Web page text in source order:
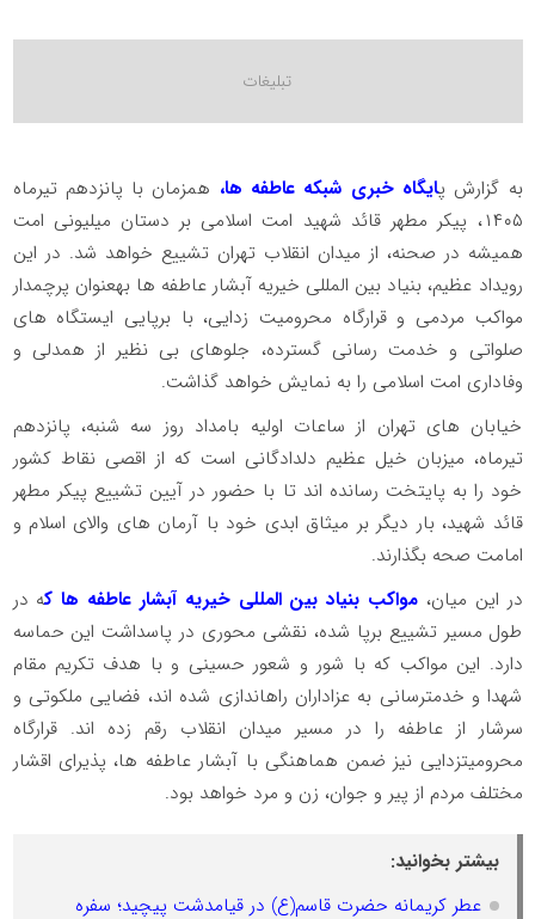
به گزارش پایگاه خبری شبکه عاطفه ها، همزمان با پانزدهم تیرماه
۱۴۰۵، پیکر مطهر قائد شهید امت اسلامی بر دستان میلیونی امت
همیشه در صحنه، از میدان انقلاب تهران تشییع خواهد شد. در این
رویداد عظیم، بنیاد بین المللی خیریه آبشار عاطفه ها بهعنوان پرچمدار
مواکب مردمی و قرارگاه محرومیت زدایی، با برپایی ایستگاه های
صلواتی و خدمت رسانی گسترده، جلوهای بی نظیر از همدلی و
وفاداری امت اسلامی را به نمایش خواهد گذاشت.
خیابان های تهران از ساعات اولیه بامداد روز سه شنبه، پانزدهم
تیرماه، میزبان خیل عظیم دلدادگانی است که از اقصی نقاط کشور
خود را به پایتخت رسانده اند تا با حضور در آیین تشییع پیکر مطهر
قائد شهید، بار دیگر بر میثاق ابدی خود با آرمان های والای اسلام و
امامت صحه بگذارند.
در این میان، مواکب بنیاد بین المللی خیریه آبشار عاطفه ها که در
طول مسیر تشییع برپا شده، نقشی محوری در پاسداشت این حماسه
دارد. این مواکب که با شور و شعور حسینی و با هدف تکریم مقام
شهدا و خدمترسانی به عزاداران راهاندازی شده اند، فضایی ملکوتی و
سرشار از عاطفه را در مسیر میدان انقلاب رقم زده اند. قرارگاه
محرومیتزدایی نیز ضمن هماهنگی با آبشار عاطفه ها، پذیرای اقشار
مختلف مردم از پیر و جوان، زن و مرد خواهد بود.
بیشتر بخوانید:
عطر کریمانه حضرت قاسم(ع) در قیامدشت پیچید؛ سفره